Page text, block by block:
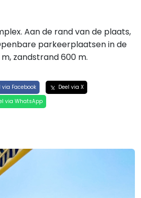
Aan de rand van de plaats,
parkeerplaatsen in de
zandstrand 600 m.
via Facebook
Deel via X
via WhatsApp